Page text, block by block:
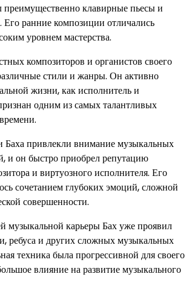
клавирные пьесы и
Его ранние композиции отличались
уровнем мастерства.
композиторов и органистов своего
стили и жанры. Он активно
жизни, как исполнитель и
одним из самых талантливых
привлекли внимание музыкальных
и он быстро приобрел репутацию
и виртуозного исполнителя. Его
сочетанием глубоких эмоций, сложной
совершенности.
музыкальной карьеры Бах уже проявил
ребуса и других сложных музыкальных
техника была прогрессивной для своего
влияние на развитие музыкального